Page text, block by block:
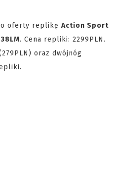
oferty replikę Action Sport
. Cena repliki: 2299PLN.
oraz dwójnóg